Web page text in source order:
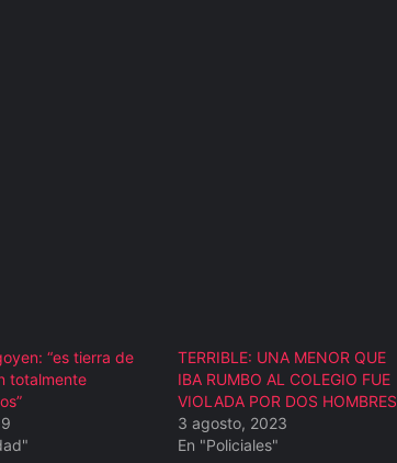
“es tierra de
totalmente
TERRIBLE: UNA MENOR QUE
IBA RUMBO AL COLEGIO FUE
VIOLADA POR DOS HOMBRES
3 agosto, 2023
En "Policiales"